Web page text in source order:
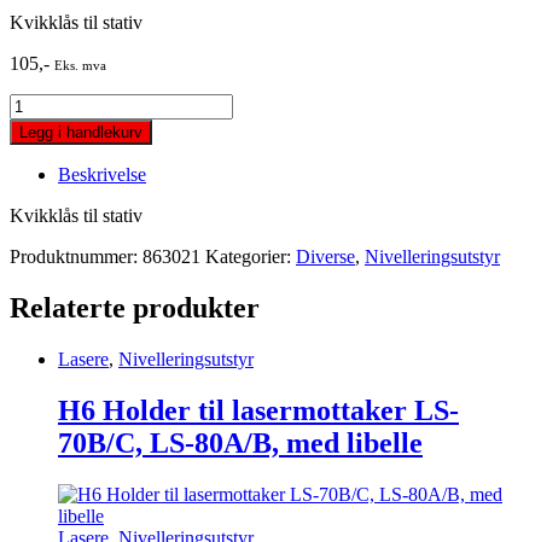
Kvikklås til stativ
105,- Eks. mva
Kvikklås
til
stativ
quantity
Legg i handlekurv
Beskrivelse
Kvikklås til stativ
Produktnummer: 863021 Kategorier: Diverse, Nivelleringsutstyr
Relaterte produkter
Lasere, Nivelleringsutstyr
H6 Holder til lasermottaker LS-
70B/C, LS-80A/B, med libelle
Lasere Nivelleringsutstyr